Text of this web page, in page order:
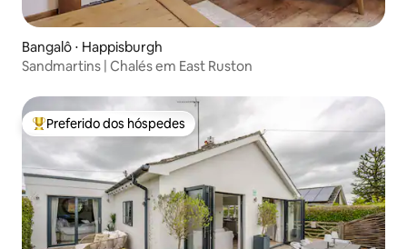
Bangalô ⋅ Happisburgh
Sandmartins | Chalés em East Ruston
Entre os melhores preferidos dos hóspedes
Preferido dos hóspedes